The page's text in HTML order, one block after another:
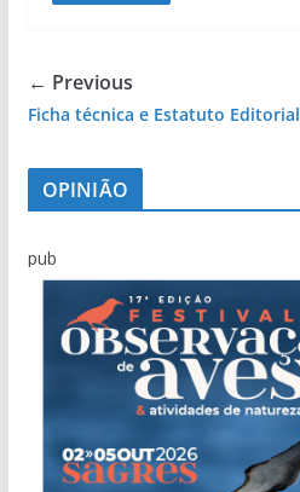
← Previous
Ficha técnica e Estatuto Editorial
OPINIÃO
pub